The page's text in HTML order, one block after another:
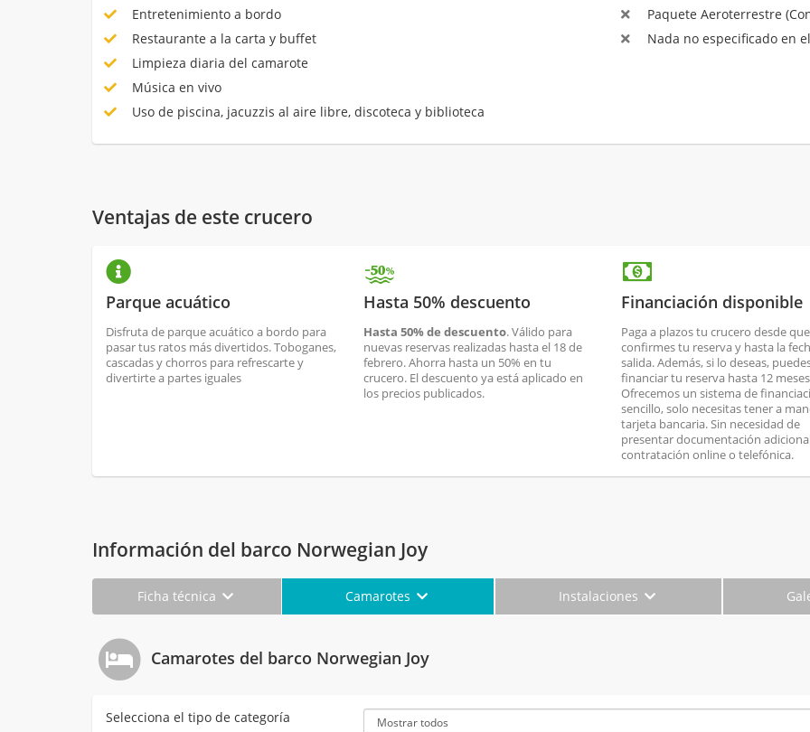
Entretenimiento a bordo
Restaurante a la carta y buffet
Limpieza diaria del camarote
Música en vivo
Uso de piscina, jacuzzis al aire libre, discoteca y biblioteca
Paquete Aeroterrestre
Nada no especificado en
Ventajas de este crucero
Parque acuático
Disfruta de parque acuático a bordo para
pasar tus ratos más divertidos. Toboganes,
cascadas y chorros para refrescarte y
divertirte a partes iguales
Hasta 50% descuento
Hasta 50% de descuento. Válido para
nuevas reservas realizadas hasta el 18 de
febrero. Ahorra hasta un 50% en tu
crucero. El descuento ya está aplicado en
los precios publicados.
Financiación disponible
Paga a plazos tu crucero desde que
confirmes tu reserva y hasta la
salida. Además, si lo deseas,
financiar tu reserva hasta 12
Ofrecemos un sistema de
sencillo, solo necesitas tener a
tarjeta bancaria. Sin necesidad de
presentar documentación
contratación online o telefónica.
Información del barco Norwegian Joy
Ficha técnica Camarotes Instalaciones
Camarotes del barco Norwegian Joy
Selecciona el tipo de categoría